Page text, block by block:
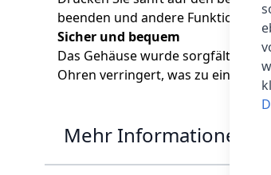
beenden und andere Funktionen
Sicher und bequem
Das Gehäuse wurde sorgfältig
Ohren verringert, was zu einem
Mehr Informationen